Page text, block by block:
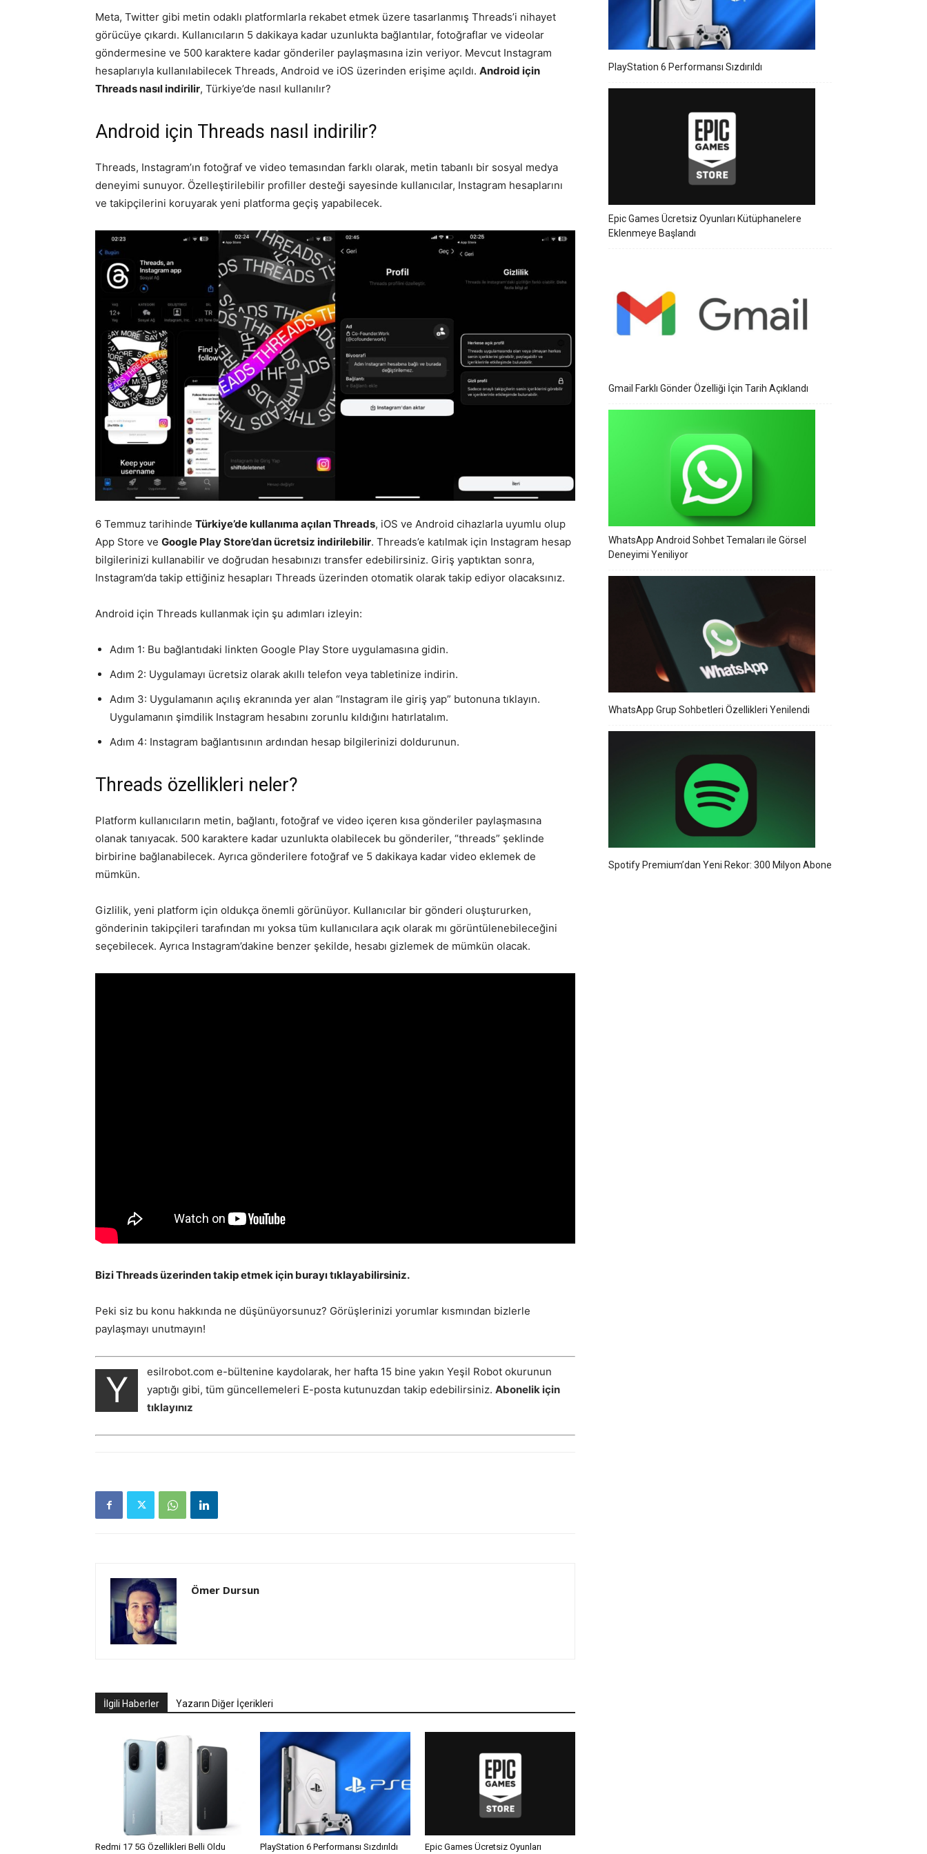
Meta, Twitter gibi metin odaklı platformlarla rekabet etmek üzere tasarlanmış Threads’i nihayet
görücüye çıkardı. Kullanıcıların 5 dakikaya kadar uzunlukta bağlantılar, fotoğraflar ve videolar
göndermesine ve 500 karaktere kadar gönderiler paylaşmasına izin veriyor. Mevcut Instagram
hesaplarıyla kullanılabilecek Threads, Android ve iOS üzerinden erişime açıldı. Android için
Threads nasıl indirilir, Türkiye’de nasıl kullanılır?
Android için Threads nasıl indirilir?
Threads, Instagram’ın fotoğraf ve video temasından farklı olarak, metin tabanlı bir sosyal medya
deneyimi sunuyor. Özelleştirilebilir profiller desteği sayesinde kullanıcılar, Instagram hesaplarını
ve takipçilerini koruyarak yeni platforma geçiş yapabilecek.
6 Temmuz tarihinde Türkiye’de kullanıma açılan Threads, iOS ve Android cihazlarla uyumlu olup
App Store ve Google Play Store’dan ücretsiz indirilebilir. Threads’e katılmak için Instagram hesap
bilgilerinizi kullanabilir ve doğrudan hesabınızı transfer edebilirsiniz. Giriş yaptıktan sonra,
Instagram’da takip ettiğiniz hesapları Threads üzerinden otomatik olarak takip ediyor olacaksınız.
Android için Threads kullanmak için şu adımları izleyin:
Adım 1: Bu bağlantıdaki linkten Google Play Store uygulamasına gidin.
Adım 2: Uygulamayı ücretsiz olarak akıllı telefon veya tabletinize indirin.
Adım 3: Uygulamanın açılış ekranında yer alan “Instagram ile giriş yap” butonuna tıklayın.
Uygulamanın şimdilik Instagram hesabını zorunlu kıldığını hatırlatalım.
Adım 4: Instagram bağlantısının ardından hesap bilgilerinizi doldurunun.
Threads özellikleri neler?
Platform kullanıcıların metin, bağlantı, fotoğraf ve video içeren kısa gönderiler paylaşmasına
olanak tanıyacak. 500 karaktere kadar uzunlukta olabilecek bu gönderiler, “threads” şeklinde
birbirine bağlanabilecek. Ayrıca gönderilere fotoğraf ve 5 dakikaya kadar video eklemek de
mümkün.
Gizlilik, yeni platform için oldukça önemli görünüyor. Kullanıcılar bir gönderi oluştururken,
gönderinin takipçileri tarafından mı yoksa tüm kullanıcılara açık olarak mı görüntülenebileceğini
seçebilecek. Ayrıca Instagram’dakine benzer şekilde, hesabı gizlemek de mümkün olacak.
Bizi Threads üzerinden takip etmek için burayı tıklayabilirsiniz.
Peki siz bu konu hakkında ne düşünüyorsunuz? Görüşlerinizi yorumlar kısmından bizlerle
paylaşmayı unutmayın!
Y
esilrobot.com e-bültenine kaydolarak, her hafta 15 bine yakın Yeşil Robot okurunun
yaptığı gibi, tüm güncellemeleri E-posta kutunuzdan takip edebilirsiniz. Abonelik için
tıklayınız
Ömer Dursun
İlgili Haberler Yazarın Diğer İçerikleri
Redmi 17 5G Özellikleri Belli Oldu PlayStation 6 Performansı Sızdırıldı Epic Games Ücretsiz Oyunları
PlayStation 6 Performansı Sızdırıldı
Epic Games Ücretsiz Oyunları Kütüphanelere
Eklenmeye Başlandı
Gmail Farklı Gönder Özelliği İçin Tarih Açıklandı
WhatsApp Android Sohbet Temaları ile Görsel
Deneyimi Yeniliyor
WhatsApp Grup Sohbetleri Özellikleri Yenilendi
Spotify Premium’dan Yeni Rekor: 300 Milyon Abone